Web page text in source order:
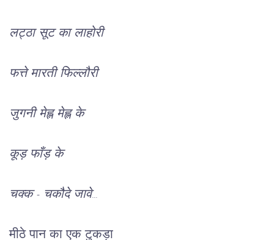
लट्ठा सूट का लाहोरी
फत्ते मारती फिल्लौरी
जुगनी मेह्ल मेह्ल के
कूड़ फाँड़ के
चक्क - चकौदे जावे...
मीठे पान का एक टुकड़ा